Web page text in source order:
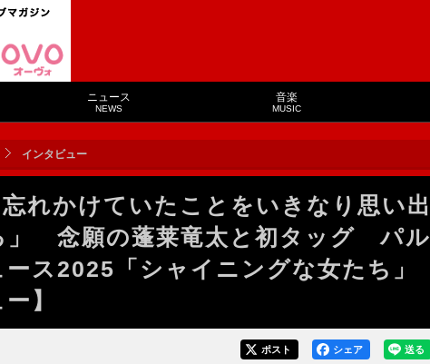
ニュース
NEWS
音楽
MUSIC
インタビュー
れかけていたことをいきなり思い出
」 念願の蓬莱竜太と初タッグ パル
ス2025「シャイニングな女たち」
】
送る
シェア
ポスト